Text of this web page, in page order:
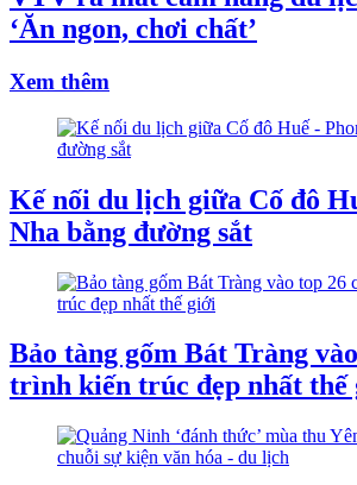
‘Ăn ngon, chơi chất’
Xem thêm
Kế nối du lịch giữa Cố đô
Nha bằng đường sắt
Bảo tàng gốm Bát Tràng
trình kiến trúc đẹp nhất thế